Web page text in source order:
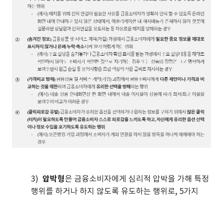
3) 압박형은 금융소비자에게 심리적 압박을 가해 특정
행위를 하거나 하지 않도록 유도하는 행위로, 5가지